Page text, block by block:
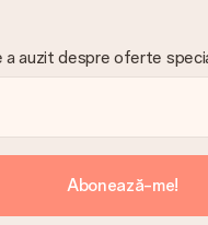
a auzit despre oferte
Abonează-me!